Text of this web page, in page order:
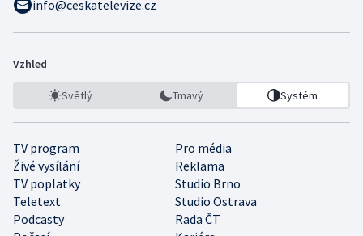
info@ceskatelevize.cz
Vzhled
Světlý Tmavý Systém
TV program
Pro média
Živé vysílání
Reklama
TV poplatky
Studio Brno
Teletext
Studio Ostrava
Podcasty
Rada ČT